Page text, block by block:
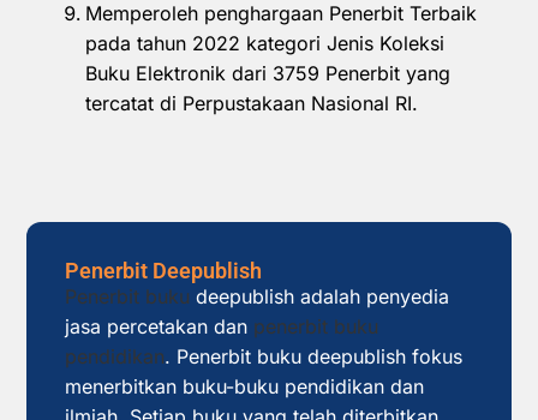
Memperoleh penghargaan Penerbit Terbaik
pada tahun 2022 kategori Jenis Koleksi
Buku Elektronik dari 3759 Penerbit yang
tercatat di Perpustakaan Nasional RI.
Penerbit Deepublish
Penerbit buku deepublish adalah penyedia
jasa percetakan dan penerbit buku
pendidikan. Penerbit buku deepublish fokus
menerbitkan buku-buku pendidikan dan